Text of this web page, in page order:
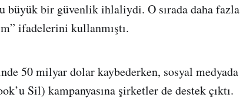
büyük bir güvenlik ihlaliydi. O sırada daha fazla
ifadelerini kullanmıştı.
50 milyar dolar kaybederken, sosyal medyada
Sil) kampanyasına şirketler de destek çıktı.